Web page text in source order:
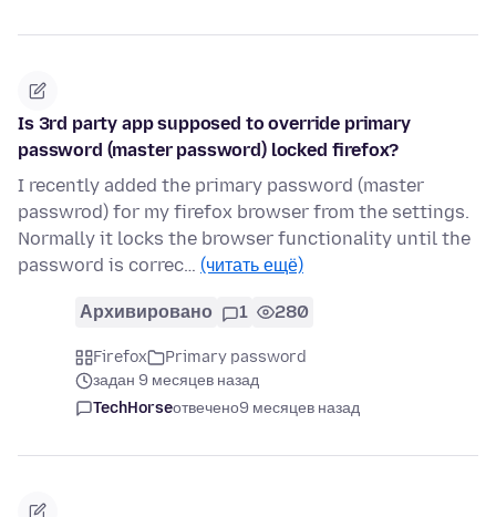
Is 3rd party app supposed to override primary
password (master password) locked firefox?
I recently added the primary password (master
passwrod) for my firefox browser from the settings.
Normally it locks the browser functionality until the
password is correc… (читать ещё)
Архивировано 1 280
Firefox
Primary password
задан 9 месяцев назад
TechHorseотвечено9 месяцев назад